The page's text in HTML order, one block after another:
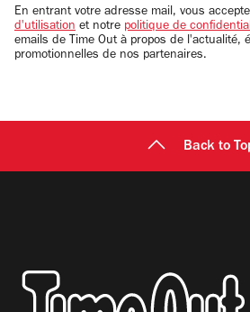
email
En entrant votre adresse mail, vous
d'utilisation et notre politique de
emails de Time Out à propos de l'actualité,
promotionnelles de nos partenaires.
Back to